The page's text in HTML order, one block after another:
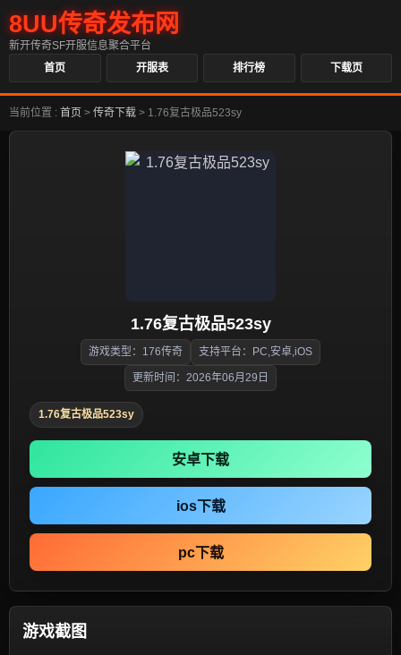
8UU传奇发布网
新开传奇SF开服信息聚合平台
首页
开服表 排行榜 下载页
当前位置 : 首页 > 传奇下载 > 1.76复古极品523sy
1.76复古极品523sy
游戏类型：176传奇 支持平台：PC,安卓,iOS
更新时间：2026年06月29日
1.76复古极品523sy
安卓下载
ios下载
pc下载
游戏截图